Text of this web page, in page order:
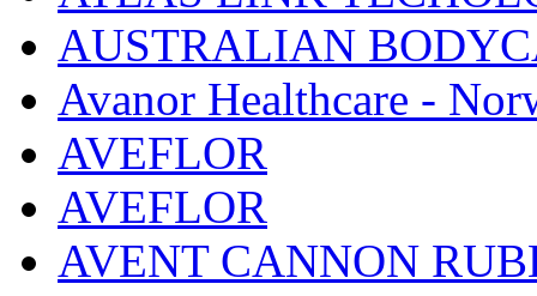
AUSTRALIAN
Avanor Healthcare -
AVEFLOR
AVEFLOR
AVENT CANNON